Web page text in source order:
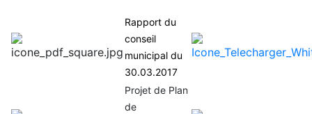
Rapport du
conseil
municipal du
30.03.2017
Projet de Plan
de